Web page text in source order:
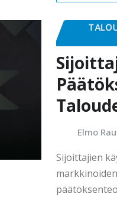
Elmo
Sijoittajien